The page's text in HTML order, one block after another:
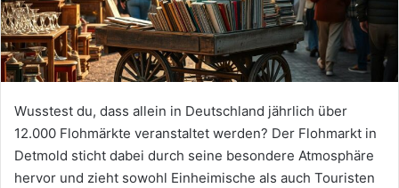
Wusstest du, dass allein in Deutschland jährlich über
12.000 Flohmärkte veranstaltet werden? Der Flohmarkt in
Detmold sticht dabei durch seine besondere Atmosphäre
hervor und zieht sowohl Einheimische als auch Touristen